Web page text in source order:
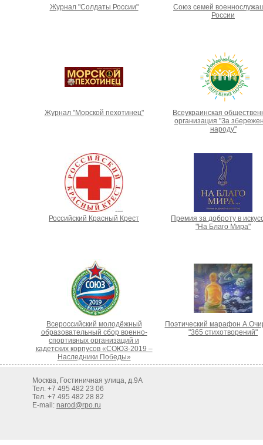
Журнал "Солдаты России"
Союз семей
России
Журнал "Морской пехотинец"
Всеукраинская
организация "За
народу"
Российский Красный Крест
Премия за доброту в
"На Благо Мира"
Всероссийский молодёжный
образовательный сбор военно-
спортивных организаций и
кадетских корпусов «СОЮЗ-2019 –
Наследники Победы»
Поэтический марафон
"365 стихотворений"
Москва, Гостиничная улица, д.9А
Тел. +7 495 482 23 06
Тел. +7 495 482 28 82
E-mail: narod@rpo.ru